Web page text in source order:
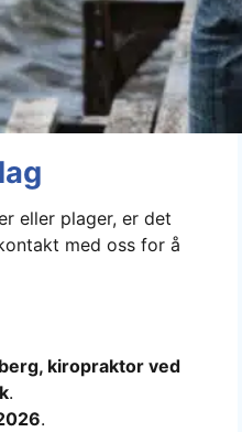
eller plager, er det
med oss for å
kiropraktor ved
.
.